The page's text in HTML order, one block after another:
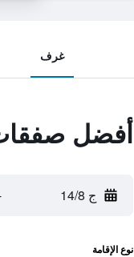
غرف
أفضل صفقات
ج 14/8
نوع الإقامة